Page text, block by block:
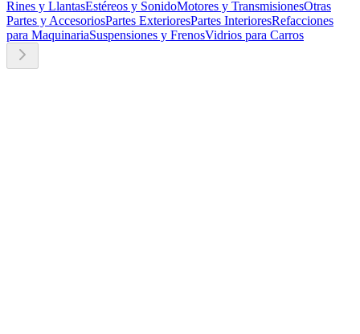
Rines y LlantasEstéreos y SonidoMotores y TransmisionesOtras
Partes y AccesoriosPartes ExterioresPartes InterioresRefacciones
para MaquinariaSuspensiones y FrenosVidrios para Carros